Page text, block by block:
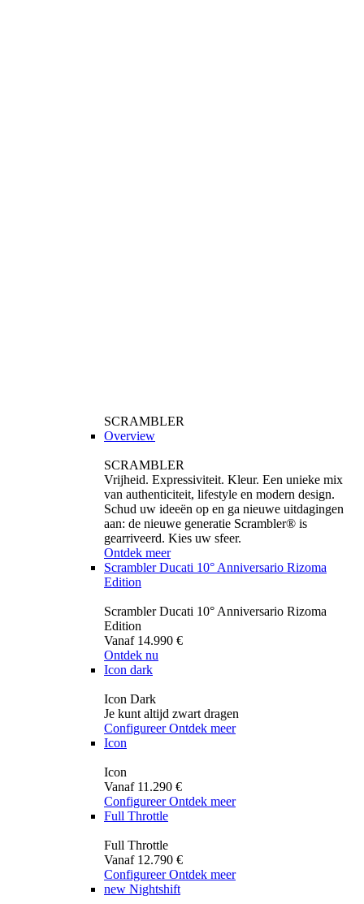
SCRAMBLER
Overview
SCRAMBLER
Vrijheid. Expressiviteit. Kleur. Een unieke mix
van authenticiteit, lifestyle en modern design.
Schud uw ideeën op en ga nieuwe uitdagingen
aan: de nieuwe generatie Scrambler® is
gearriveerd. Kies uw sfeer.
Ontdek meer
Scrambler Ducati 10° Anniversario Rizoma
Edition
Scrambler Ducati 10° Anniversario Rizoma
Edition
Vanaf 14.990 €
Ontdek nu
Icon dark
Icon Dark
Je kunt altijd zwart dragen
Configureer Ontdek meer
Icon
Icon
Vanaf 11.290 €
Configureer Ontdek meer
Full Throttle
Full Throttle
Vanaf 12.790 €
Configureer Ontdek meer
new Nightshift